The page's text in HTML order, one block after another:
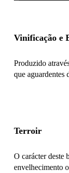
Vinificação e
Produzido
que aguardentes
Terroir
O carácter deste
envelhecimento